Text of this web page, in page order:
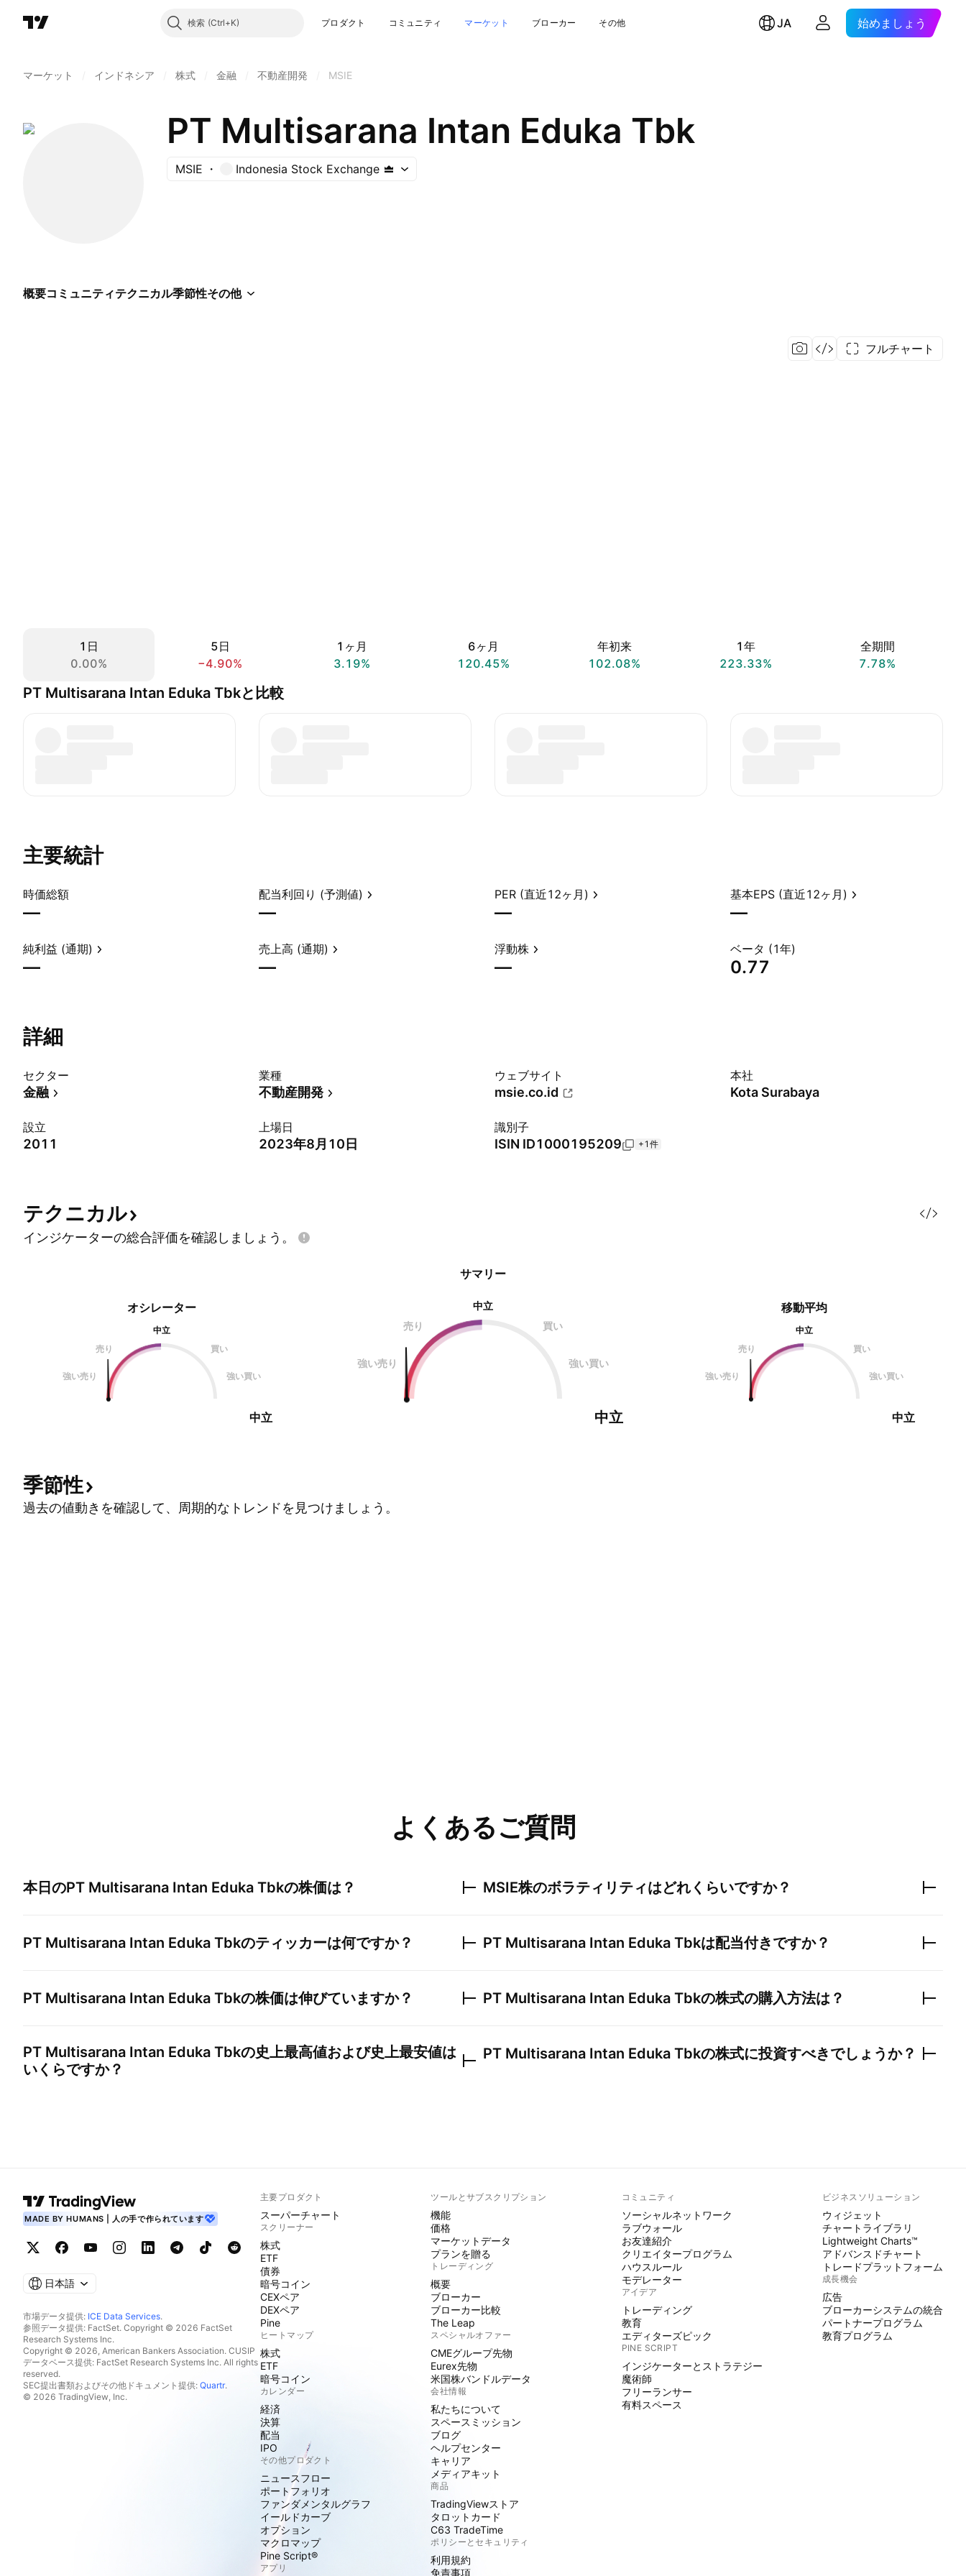
検索 プロダクト コミュニティ マーケット ブローカー その他 JA 始めましょう
マーケット インドネシア 株式 金融 不動産開発 MSIE
PT Multisarana Intan Eduka Tbk
MSIE Indonesia Stock Exchange
概要コミュニティテクニカル季節性その他
フルチャート
1日
0.00%
5日
−4.90%
1ヶ月
3.19%
6ヶ月
120.45%
年初来
102.08%
1年
223.33%
全期間
7.78%
PT Multisarana Intan Eduka Tbkと比較
主要統計
時価総額
—
配当利回り (予測値)
—
PER (直近12ヶ月)
—
基本EPS (直近12ヶ月)
—
純利益 (通期)
—
売上高 (通期)
—
浮動株
—
ベータ (1年)
0.77
詳細
セクター
金融
業種
不動産開発
ウェブサイト
msie.co.id
本社
Kota Surabaya
設立
2011
上場日
2023年8月10日
識別子
ISIN ID1000195209 +1件
テクニカル
インジケーターの総合評価を確認しましょう。
オシレーター
中立
売り
買い
強い売り 強い買い
中立
サマリー
中立
売り
買い
強い売り 強い買い
中立
移動平均
中立
売り
買い
強い売り 強い買い
中立
季節性
過去の値動きを確認して、周期的なトレンドを見つけましょう。
よくあるご質問
本日のPT Multisarana Intan Eduka Tbkの株価は？
PT Multisarana Intan Eduka Tbkのティッカーは何ですか？
PT Multisarana Intan Eduka Tbkの株価は伸びていますか？
PT Multisarana Intan Eduka Tbkの史上最高値および史上最安値は
いくらですか？
MSIE株のボラティリティはどれくらいですか？
PT Multisarana Intan Eduka Tbkは配当付きですか？
PT Multisarana Intan Eduka Tbkの株式の購入方法は？
PT Multisarana Intan Eduka Tbkの株式に投資すべきでしょうか？
MADE BY HUMANS | 人の手で作られています
日本語
市場データ提供: ICE Data Services.
参照データ提供: FactSet. Copyright © 2026 FactSet
Research Systems Inc.
Copyright © 2026, American Bankers Association. CUSIP
データベース提供: FactSet Research Systems Inc. All rights
reserved.
SEC提出書類およびその他ドキュメント提供: Quartr.
© 2026 TradingView, Inc.
主要プロダクト
スーパーチャート
スクリーナー
株式
ETF
債券
暗号コイン
CEXペア
DEXペア
Pine
ヒートマップ
株式
ETF
暗号コイン
カレンダー
経済
決算
配当
IPO
その他プロダクト
ニュースフロー
ポートフォリオ
ファンダメンタルグラフ
イールドカーブ
オプション
マクロマップ
Pine Script®
アプリ
ツールとサブスクリプション
機能
価格
マーケットデータ
プランを贈る
トレーディング
概要
ブローカー
ブローカー比較
The Leap
スペシャルオファー
CMEグループ先物
Eurex先物
米国株バンドルデータ
会社情報
私たちについて
スペースミッション
ブログ
ヘルプセンター
キャリア
メディアキット
商品
TradingViewストア
タロットカード
C63 TradeTime
ポリシーとセキュリティ
利用規約
免責事項
コミュニティ
ソーシャルネットワーク
ラブウォール
お友達紹介
クリエイタープログラム
ハウスルール
モデレーター
アイデア
トレーディング
教育
エディターズピック
PINE SCRIPT
インジケーターとストラテジー
魔術師
フリーランサー
有料スペース
ビジネスソリューション
ウィジェット
チャートライブラリ
Lightweight Charts™
アドバンスドチャート
トレードプラットフォーム
成長機会
広告
ブローカーシステムの統合
パートナープログラム
教育プログラム